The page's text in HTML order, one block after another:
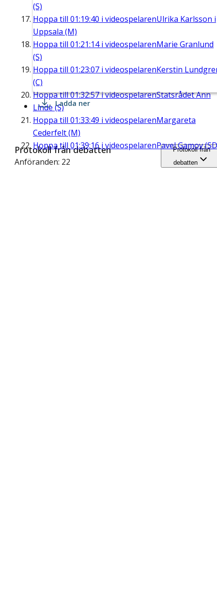
(S)
Hoppa till 01:19:40 i videospelarenUlrika Karlsson i
Uppsala (M)
Hoppa till 01:21:14i videospelarenMarie Granlund
(S)
Hoppa till 01:23:07 i videospelarenKerstin
(C)
Hoppa till01:32:57i videospelarenStatsrådet Ann
Linde (S)
Hoppa till 01:33:49 i videospelarenMargareta
Cederfelt (M)
Hoppa till 01:39:16 i videospelarenPavel Gamov
Ladda ner
Protokoll från debatten
Anföranden: 22
Protokoll från
debatten